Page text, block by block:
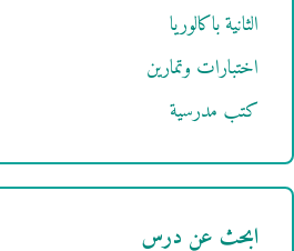
الثانية باكالوريا
اختبارات وتمارين
كتب مدرسية
ابحث عن درس